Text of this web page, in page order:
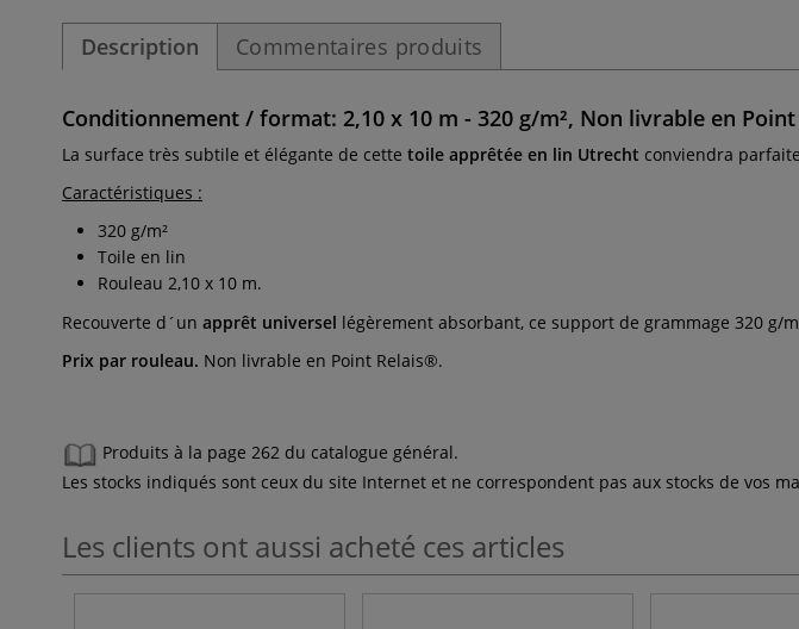
Description Commentaires produits
Conditionnement / format: 2,10 x 10 m - 320 g/m², Non livrable en
La surface très subtile et élégante de cette toile apprêtée en lin Utrecht conviendra
Caractéristiques :
320 g/m²
Toile en lin
Rouleau 2,10 x 10 m.
Recouverte d´un apprêt universel légèrement absorbant, ce support de grammage 320 g/
Prix par rouleau. Non livrable en Point Relais®.
Produits à la page 262 du catalogue général.
Les stocks indiqués sont ceux du site Internet et ne correspondent pas aux stocks de vos
Les clients ont aussi acheté ces articles